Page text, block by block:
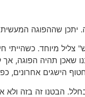
יתכן שההפוגה
לבנו שאכן תהיה
הישגים
הבטנו זה בזה ולא